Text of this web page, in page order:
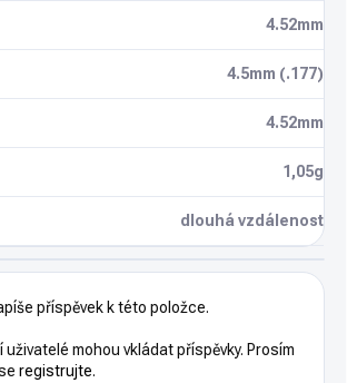
4.52mm
4.5mm (.177)
4.52mm
1,05g
dlouhá vzdálenost
příspěvek k této položce.
mohou vkládat příspěvky. Prosím
registrujte.